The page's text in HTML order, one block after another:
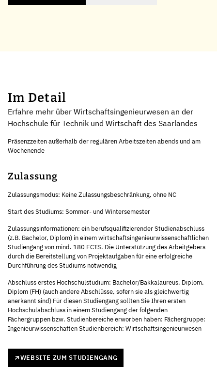
Im Detail
Erfahre mehr über Wirtschaftsingenieurwesen an der
Hochschule für Technik und Wirtschaft des Saarlandes
Präsenzzeiten außerhalb der regulären Arbeitszeiten abends und am
Wochenende
Zulassung
Zulassungsmodus: Keine Zulassungsbeschränkung, ohne NC
Start des Studiums: Sommer- und Wintersemester
Zulassungsinformationen: ein berufsqualifizierender Studienabschluss
(z.B. Bachelor, Diplom) in einem wirtschaftsingenieurwissenschaftlichen
Studiengang von mind. 180 ECTS. Die Unterstützung des Arbeitgebers
durch die Bereitstellung von Projektaufgaben für eine erfolgreiche
Durchführung des Studiums notwendig
Abschluss erstes Hochschulstudium: Bachelor/Bakkalaureus, Diplom,
Diplom (FH) (auch andere Abschlüsse, sofern sie als gleichwertig
anerkannt sind) Für diesen Studiengang sollten Sie Ihren ersten
Hochschulabschluss in einem Studiengang der folgenden
Fächergruppen bzw. Studienbereiche erworben haben: Fächergruppe:
Ingenieurwissenschaften Studienbereich: Wirtschaftsingenieurwesen
WEBSITE ZUM STUDIENGANG